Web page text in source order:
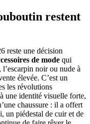
restent
reste une décision
de mode qui
noir ou nude à
élevée. C’est un
les révolutions
une identité visuelle forte,
chaussure : il a offert
un piédestal de cuir et de